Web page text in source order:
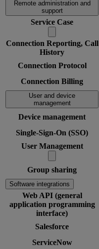
Remote administration and
support
Service Case
Connection Reporting, Call
History
Connection Protocol
Connection Billing
User and device
management
Device management
Single-Sign-On (SSO)
User Management
Group sharing
Software integrations
Web API (general
application programming
interface)
Salesforce
ServiceNow